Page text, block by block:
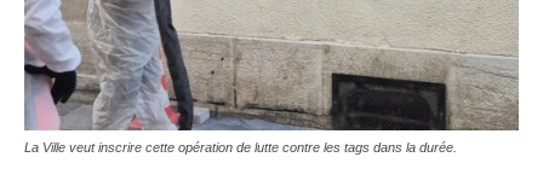
La Ville veut inscrire cette opération de lutte contre les tags dans la durée.